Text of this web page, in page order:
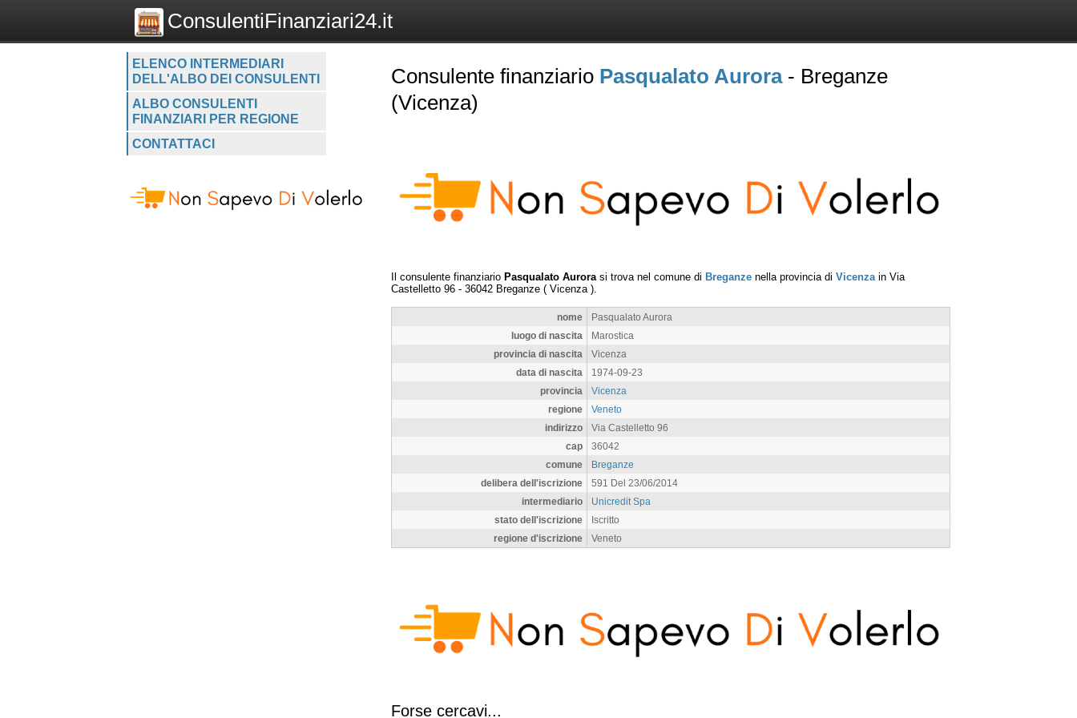
ConsulentiFinanziari24.it
ELENCO INTERMEDIARI
DELL'ALBO DEI CONSULENTI
ALBO CONSULENTI
FINANZIARI PER REGIONE
CONTATTACI
Consulente finanziario Pasqualato Aurora- Breganze
(Vicenza)
Il consulente finanziario Pasqualato Aurora si trova nel comune di Breganze nella provincia di Vicenza in Via
Castelletto 96 - 36042 Breganze ( Vicenza ).
nome
Pasqualato Aurora
luogo di nascita
Marostica
provincia di nascita
Vicenza
data di nascita
1974-09-23
provincia
Vicenza
regione
Veneto
indirizzo
Via Castelletto 96
cap
36042
comune
Breganze
delibera dell'iscrizione
591 Del 23/06/2014
intermediario
Unicredit Spa
stato dell'iscrizione
Iscritto
regione d'iscrizione
Veneto
Forse cercavi...